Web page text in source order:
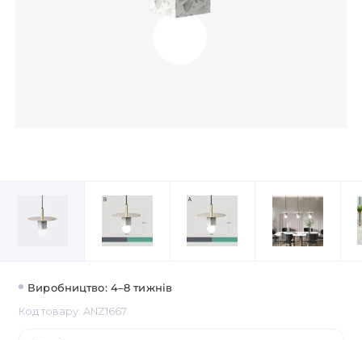
Виробництво: 4–8 тижнів
Код товару: ANZ1667